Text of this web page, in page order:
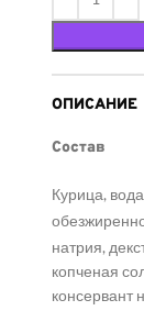
ОПИСАНИЕ
Состав
Курица,
натрия,
копченая
консервант